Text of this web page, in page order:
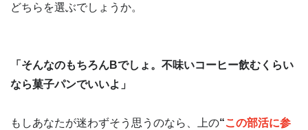
どちらを選ぶでしょうか。
「そんなのもちろんBでしょ。不味いコーヒー飲むくらい
なら菓子パンでいいよ」
もしあなたが迷わずそう思うのなら、上の“この部活に参